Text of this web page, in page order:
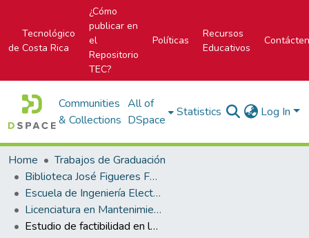
Tecnológico
de Costa Rica
¿Cómo
publicar en
el
Repositorio
TEC?
Políticas
Recursos
Educativos
Communities
& Collections
All of
DSpace
Statistics Log In
Home
Trabajos de Graduación
Biblioteca José Figueres Ferrer
Escuela de Ingeniería Electromecánica
Licenciatura en Mantenimiento Industrial
Estudio de factibilidad en la implementación de un velero eléctrico de carga con capacidad regenerativa, en Inversiones Marítimas Ceiba S.A.